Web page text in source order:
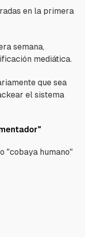
en la primera
semana,
mediática.
que sea
el sistema
"cobaya humano"